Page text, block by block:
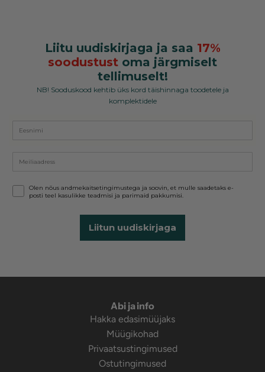
Liitu uudiskirjaga ja saa 17%
soodustust oma järgmiselt
tellimuselt!
NB! Sooduskood kehtib üks kord täishinnaga toodetele ja
komplektidele
GDPROlen nõus andmekaitsetingimustega ja soovin, et mulle saadetaks e-
posti teel kasulikke teadmisi ja parimaid pakkumisi.
Liitun uudiskirjaga
Abi ja info
Hakka edasimüüjaks
Müügikohad
Privaatsustingimused
Ostutingimused